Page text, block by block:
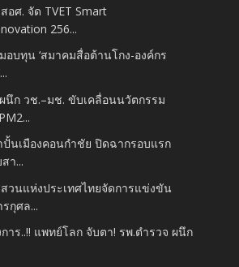
อศ. จัด TVET Smart
256...
อบทุน ‘สมาคมสื่อต้านโกง-องค์กร
นึก วช.–มช. ขับเคลื่อนนวัตกรรม
นเมืองคอนกำชัย ปิดฉากรอบแรก
า...
วนแห่งประเทศไทยจัดการแข่งขัน
กุศล...
าร..!! แพทย์โลก จับตา! รพ.ตำรวจ ผนึก